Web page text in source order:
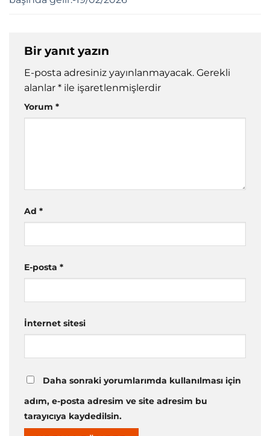
Bir yanıt yazın
E-posta adresiniz yayınlanmayacak. Gerekli
alanlar * ile işaretlenmişlerdir
Yorum *
Ad *
E-posta *
İnternet sitesi
Daha sonraki yorumlarımda kullanılması için
adım, e-posta adresim ve site adresim bu
tarayıcıya kaydedilsin.